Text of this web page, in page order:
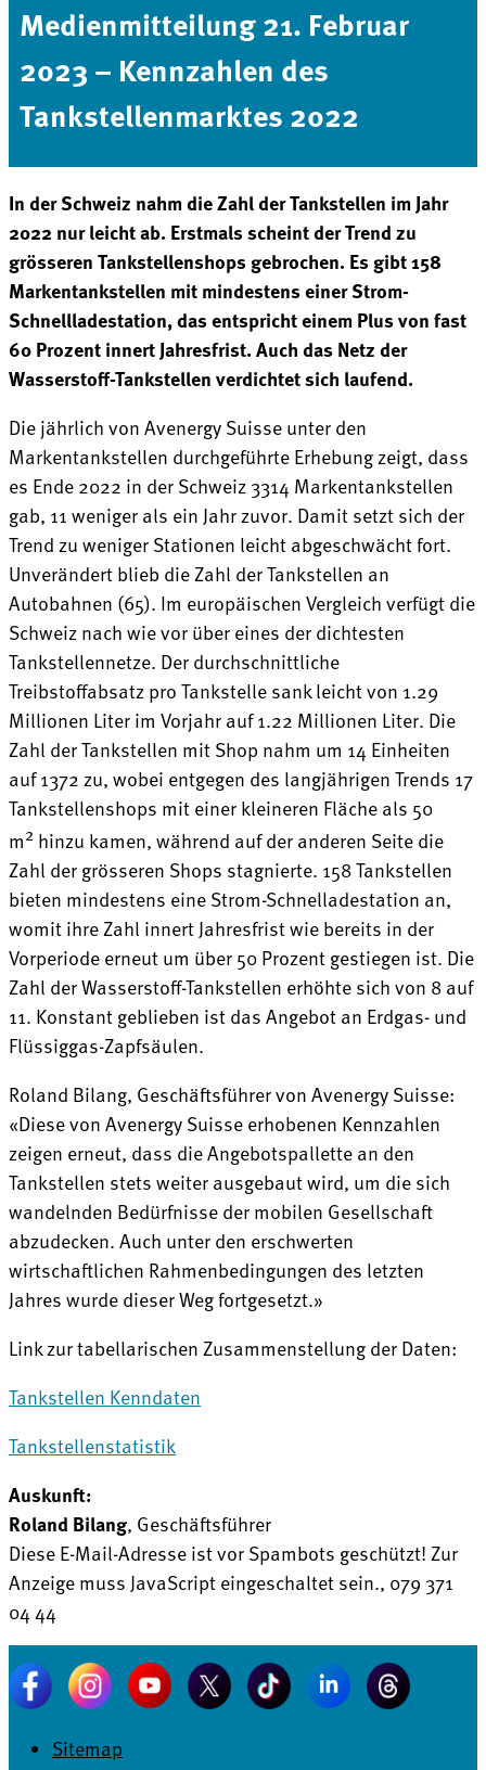
Medienmitteilung 21. Februar
2023 – Kennzahlen des
Tankstellenmarktes 2022
In der Schweiz nahm die Zahl der Tankstellen im Jahr
2022 nur leicht ab. Erstmals scheint der Trendzu
grösseren Tankstellenshops gebrochen. Es gibt 158
Markentankstellen mit mindestens einer Strom-
Schnellladestation, das entspricht einem Plus von fast
60 Prozent innert Jahresfrist. Auch das Netz der
Wasserstoff-Tankstellen verdichtet sich laufend.
Die jährlich von Avenergy Suisse unter den
Markentankstellen durchgeführte Erhebung zeigt, dass
es Ende 2022 in der Schweiz 3314 Markentankstellen
gab, 11 weniger als ein Jahr zuvor. Damit setzt sich der
Trend zu weniger Stationen leicht abgeschwächt fort.
Unverändert blieb die Zahl der Tankstellen an
Autobahnen (65). Im europäischen Vergleich verfügt die
Schweiz nach wie vor über eines der dichtesten
Tankstellennetze. Der durchschnittliche
Treibstoffabsatz pro Tankstelle sank leicht von 1.29
Millionen Liter im Vorjahr auf 1.22 Millionen Liter. Die
Zahl der Tankstellen mit Shop nahm um 14 Einheiten
auf 1372 zu, wobei entgegen des langjährigen Trends 17
Tankstellenshops mit einer kleineren Fläche als 50
m2 hinzu kamen, während auf der anderen Seite die
Zahl der grösseren Shops stagnierte. 158 Tankstellen
bieten mindestens eine Strom-Schnelladestation an,
womit ihre Zahl innert Jahresfrist wie bereits in der
Vorperiode erneut um über 50 Prozent gestiegen ist. Die
Zahl der Wasserstoff-Tankstellen erhöhte sich von 8 auf
11. Konstant geblieben ist das Angebot an Erdgas- und
Flüssiggas-Zapfsäulen.
Roland Bilang, Geschäftsführer von Avenergy Suisse:
«Diese von Avenergy Suisse erhobenen Kennzahlen
zeigen erneut, dass die Angebotspallette an den
Tankstellen stets weiter ausgebaut wird, um die sich
wandelnden Bedürfnisse der mobilen Gesellschaft
abzudecken. Auch unter den erschwerten
wirtschaftlichen Rahmenbedingungen des letzten
Jahres wurde dieser Weg fortgesetzt.»
Link zur tabellarischen Zusammenstellung der Daten:
Tankstellen Kenndaten
Tankstellenstatistik
Auskunft:
Roland Bilang, Geschäftsführer
Diese E-Mail-Adresse ist vor Spambots geschützt! Zur
Anzeige muss JavaScript eingeschaltet sein., 079 371
04 44
Sitemap